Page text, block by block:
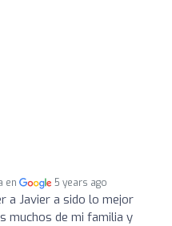
en 5 years ago
a Javier a sido lo mejor
muchos de mi familia y